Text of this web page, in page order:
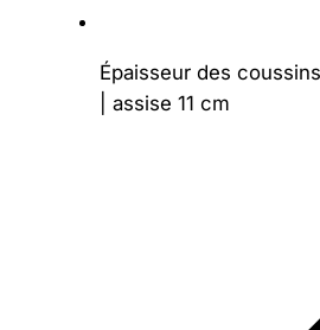
Épaisseur des
| assise 11 cm